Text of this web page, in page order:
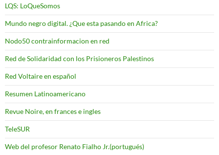
LQS: LoQueSomos
Mundo negro digital. ¿Que esta pasando en Africa?
Nodo50 contrainformacion en red
Red de Solidaridad con los Prisioneros Palestinos
Red Voltaire en español
Resumen Latinoamericano
Revue Noire, en frances e ingles
TeleSUR
Web del profesor Renato Fialho Jr.(portugués)